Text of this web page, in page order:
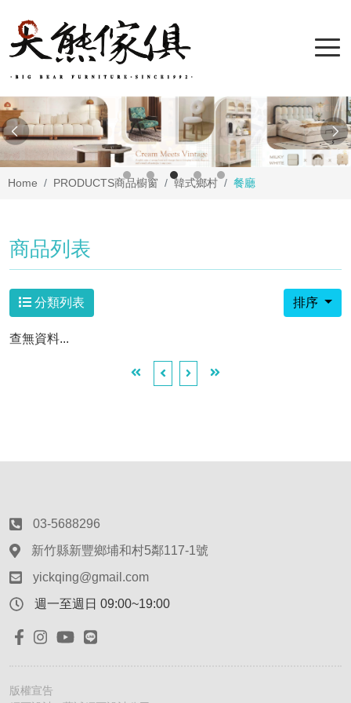
Home PRODUCTS商品櫥窗 韓式鄉村 餐廳
商品列表
分類列表 排序
查無資料...
03-5688296
新竹縣新豐鄉埔和村5鄰117-1號
yickqing@gmail.com
週一至週日 09:00~19:00
版權宣告